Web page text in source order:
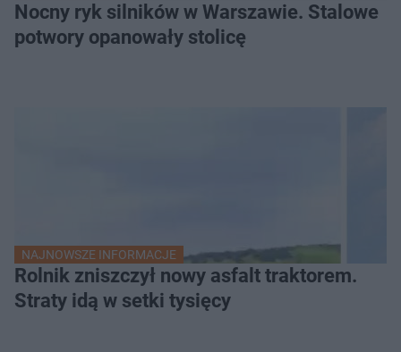
Nocny ryk silników w Warszawie. Stalowe
potwory opanowały stolicę
NAJNOWSZE INFORMACJE
Rolnik zniszczył nowy asfalt traktorem.
Straty idą w setki tysięcy